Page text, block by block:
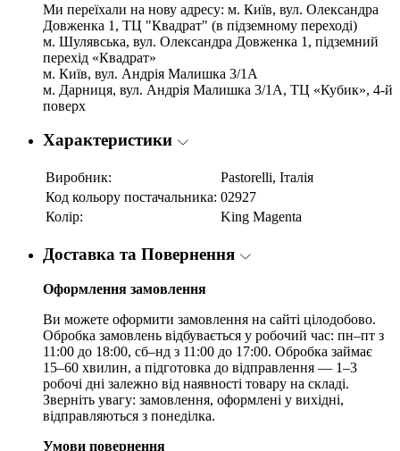
Ми переїхали на нову адресу: м. Київ, вул. Олександра
Довженка 1, ТЦ "Квадрат" (в підземному переході)
м. Шулявська, вул. Олександра Довженка 1, підземний
перехід «Квадрат»
м. Київ, вул. Андрія Малишка 3/1А
м. Дарниця, вул. Андрія Малишка 3/1А, ТЦ «Кубик», 4-й
поверх
Характеристики
Виробник:
Pastorelli, Італія
Код кольору постачальника: 02927
Колір:
King Magenta
Доставка та Повернення
Оформлення замовлення
Ви можете оформити замовлення на сайті цілодобово.
Обробка замовлень відбувається у робочий час: пн–пт з
11:00 до 18:00, сб–нд з 11:00 до 17:00. Обробка займає
15–60 хвилин, а підготовка до відправлення — 1–3
робочі дні залежно від наявності товару на складі.
Зверніть увагу: замовлення, оформлені у вихідні,
відправляються з понеділка.
Умови повернення